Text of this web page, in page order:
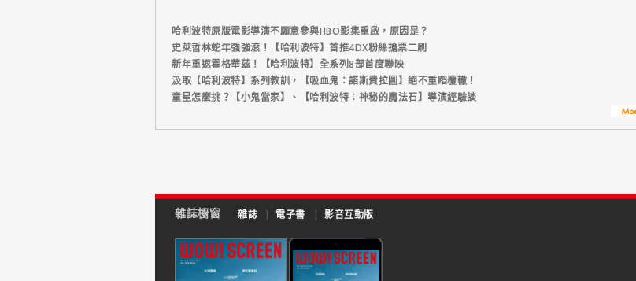
哈利波特原版電影導演不願意參與HBO影集重啟，原因是？
史萊哲林蛇年強強滾！【哈利波特】首推4DX粉絲搶票二刷
新年重返霍格華茲！【哈利波特】全系列8部首度聯映
汲取【哈利波特】系列教訓，【吸血鬼：諾斯費拉圖】絕不重蹈覆轍！
童星怎麼挑？【小鬼當家】、【哈利波特：神秘的魔法石】導演經驗談
雜誌櫥窗 雜誌 | 電子書 | 影音互動版